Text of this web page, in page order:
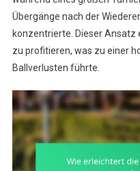
Übergänge nach der
konzentrierte. Dieser Ansatz
zu profitieren, was zu einer
Ballverlusten führte.